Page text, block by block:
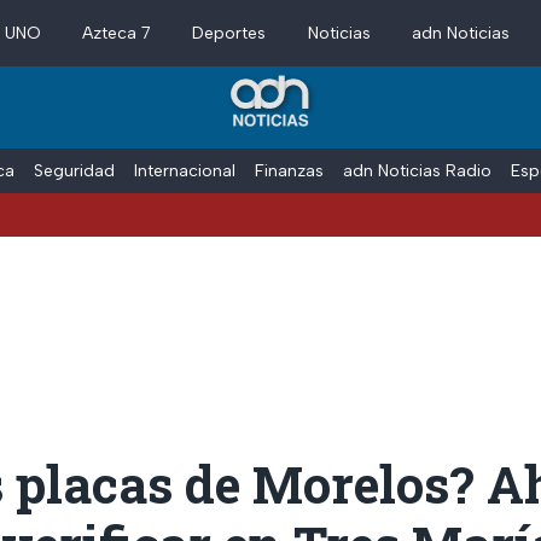
Azteca 7 Deportes Noticias adn Noticias
Seguridad Internacional Finanzas adn Noticias Radio
placas de Morelos?